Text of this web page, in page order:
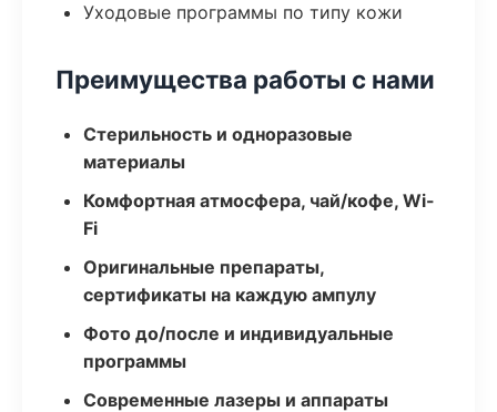
Уходовые программы по типу кожи
Преимущества работы с нами
Стерильность и одноразовые
материалы
Комфортная атмосфера, чай/кофе, Wi-
Fi
Оригинальные препараты,
сертификаты на каждую ампулу
Фото до/после и индивидуальные
программы
Современные лазеры и аппараты